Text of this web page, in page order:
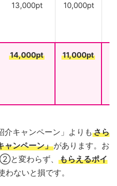
13,000pt 10,000pt
14,000pt 11,000pt
介キャンペーン」よりも さら
ャンペーン」があります。お
と変わらず、 もらえるポイ
わないと損です。